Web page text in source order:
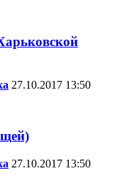
27.10.2017 13:50
27.10.2017 13:50